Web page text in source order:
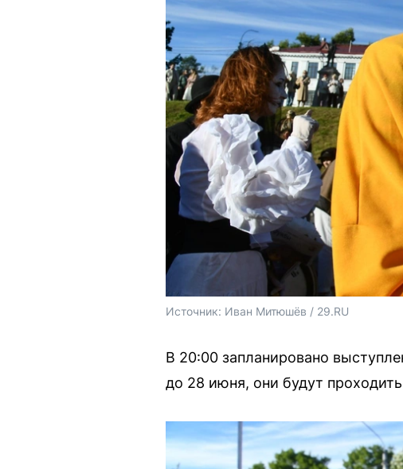
Источник: Иван Митюшёв / 29.RU
В 20:00 запланировано
до 28 июня, они будут